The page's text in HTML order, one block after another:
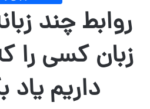
روابط چند
زبان کسی
داریم یاد